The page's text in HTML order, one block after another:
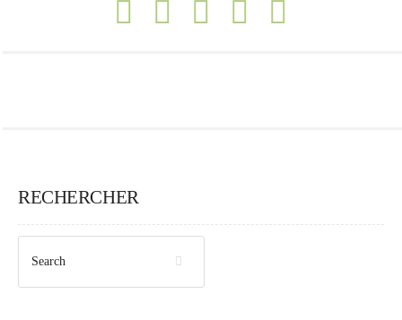
RECHERCHER